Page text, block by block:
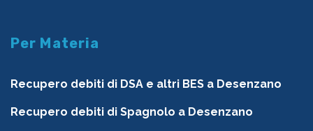
Per Materia
Recupero debiti di DSA e altri BES a Desenzano
Recupero debiti di Spagnolo a Desenzano